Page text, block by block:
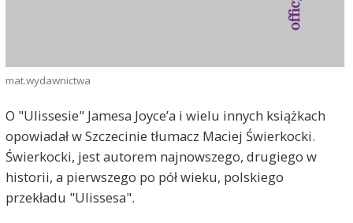
mat.wydawnictwa
O "Ulissesie" Jamesa Joyce’a i wielu innych książkach
opowiadał w Szczecinie tłumacz Maciej Świerkocki.
Świerkocki, jest autorem najnowszego, drugiego w
historii, a pierwszego po pół wieku, polskiego
przekładu "Ulissesa".